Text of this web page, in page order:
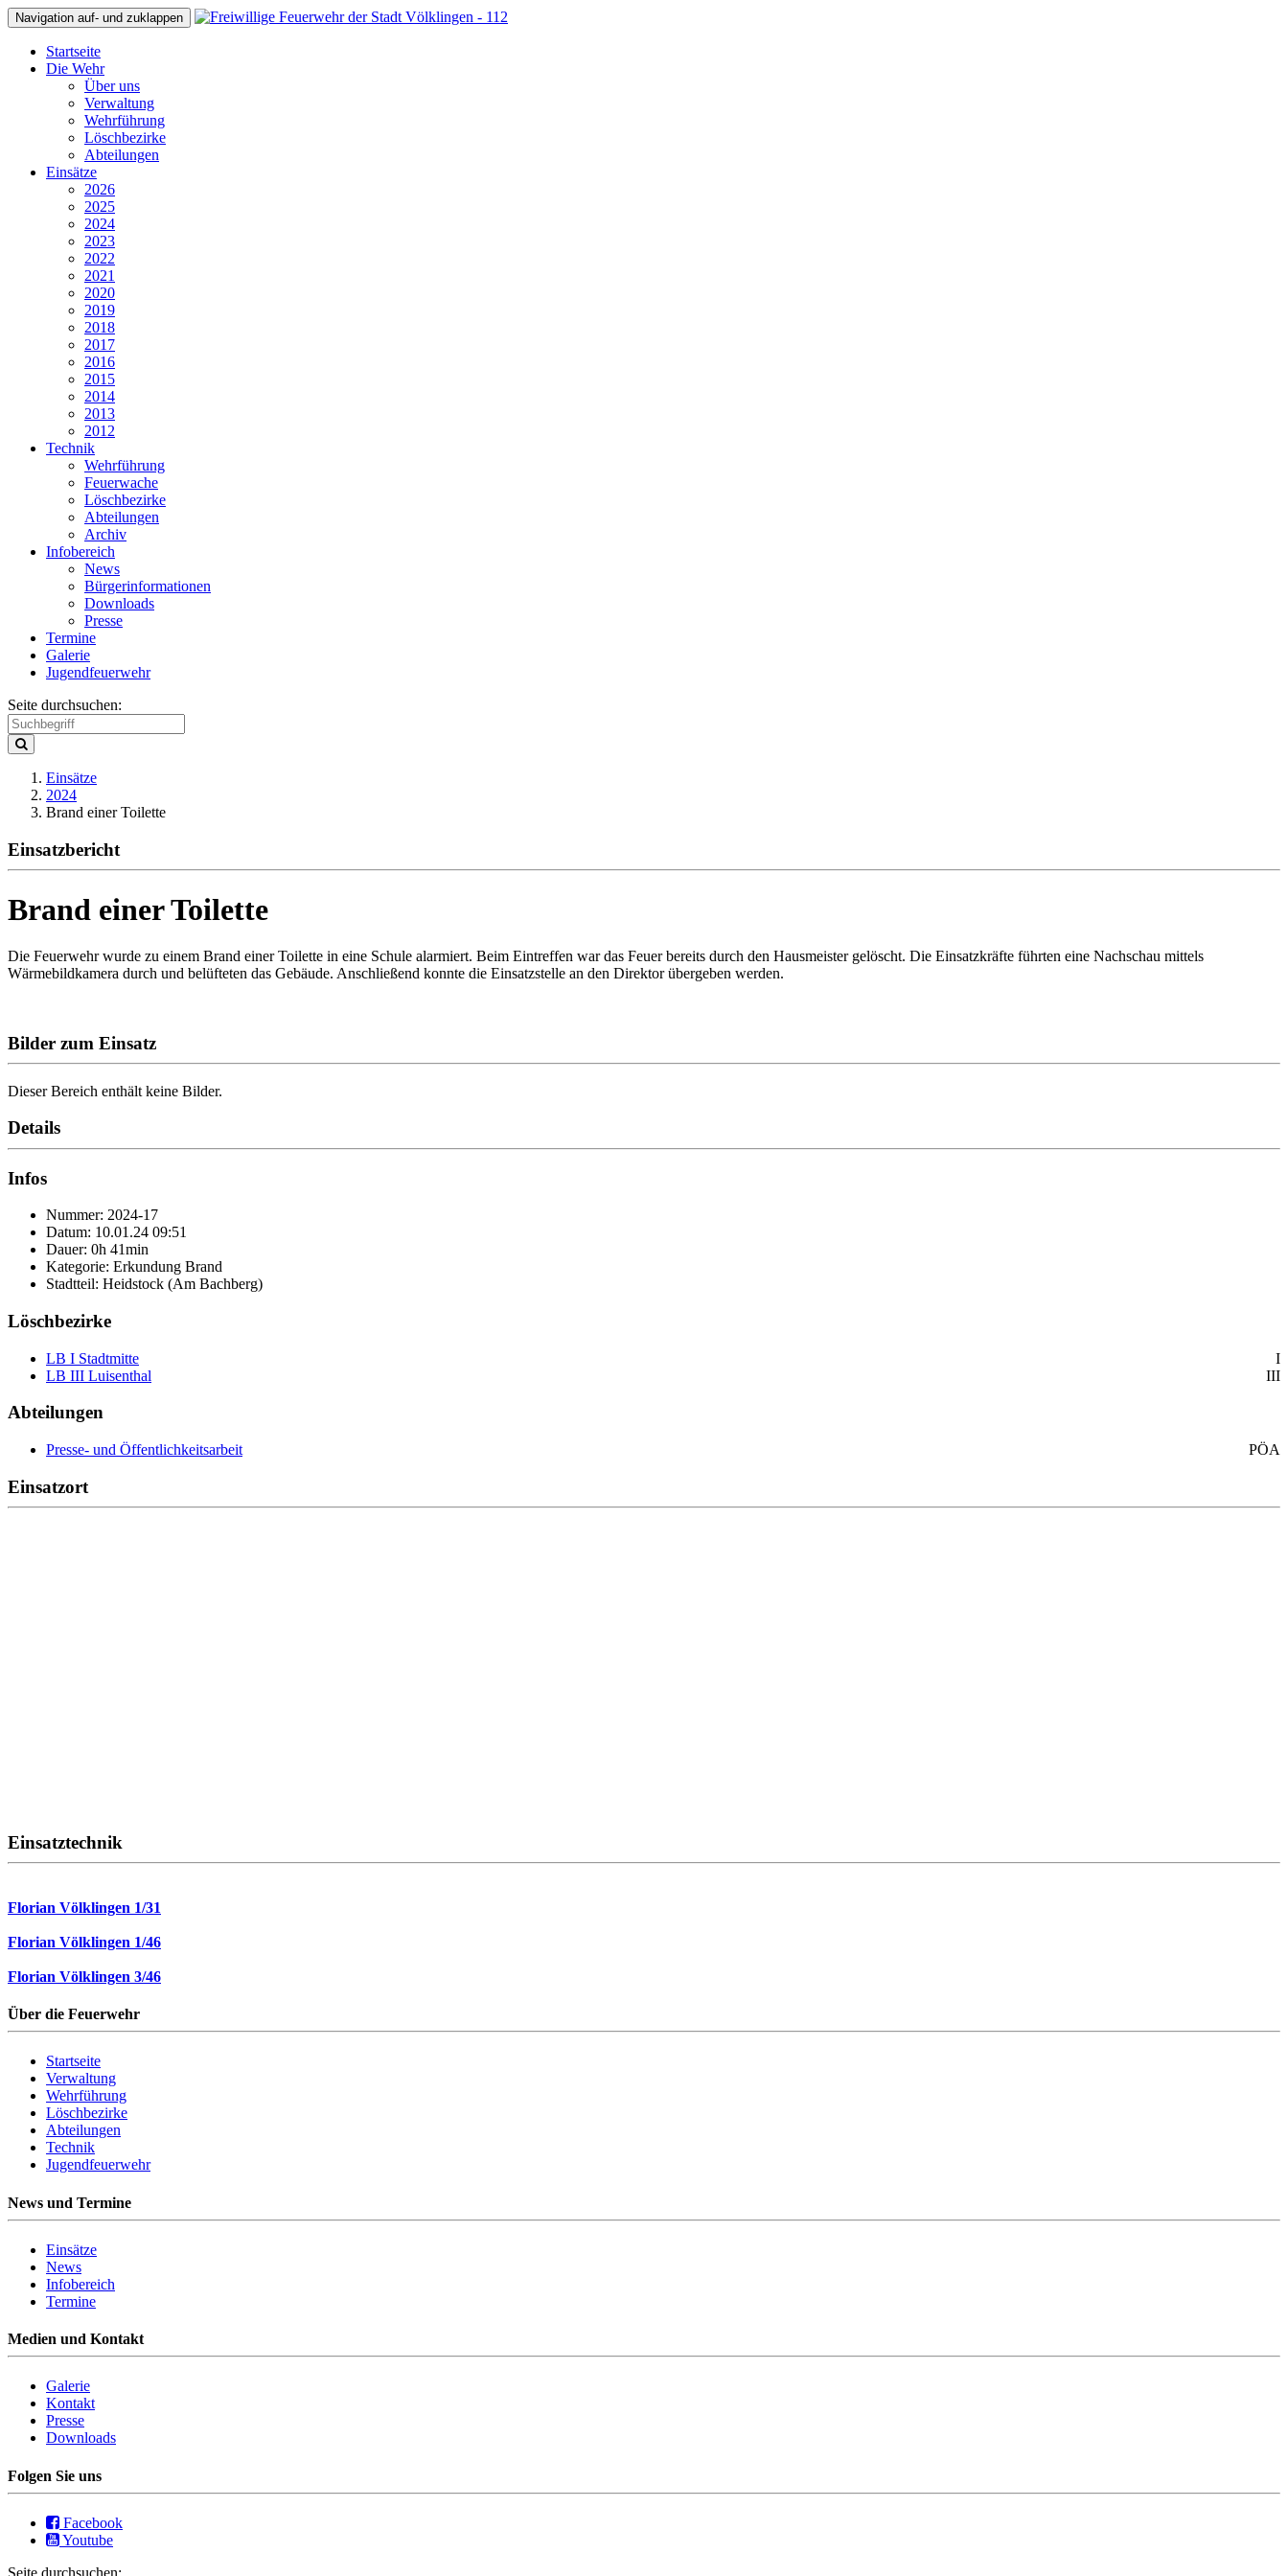
Navigation auf- und zuklappen
Startseite
Die Wehr
Über uns
Verwaltung
Wehrführung
Löschbezirke
Abteilungen
Einsätze
2026
2025
2024
2023
2022
2021
2020
2019
2018
2017
2016
2015
2014
2013
2012
Technik
Wehrführung
Feuerwache
Löschbezirke
Abteilungen
Archiv
Infobereich
News
Bürgerinformationen
Downloads
Presse
Termine
Galerie
Jugendfeuerwehr
Seite durchsuchen:
Einsätze
2024
Brand einer Toilette
Einsatzbericht
Brand einer Toilette
Die Feuerwehr wurde zu einem Brand einer Toilette in eine Schule alarmiert. Beim Eintreffen war das Feuer bereits durch den Hausmeister gelöscht. Die Einsatzkräfte führten eine Nachschau mittels
Wärmebildkamera durch und belüfteten das Gebäude. Anschließend konnte die Einsatzstelle an den Direktor übergeben werden.
Bilder zum Einsatz
Dieser Bereich enthält keine Bilder.
Details
Infos
Nummer: 2024-17
Datum: 10.01.24 09:51
Dauer: 0h 41min
Kategorie: Erkundung Brand
Stadtteil: Heidstock (Am Bachberg)
Löschbezirke
LB I Stadtmitte
I
LB III Luisenthal
III
Abteilungen
Presse- und Öffentlichkeitsarbeit PÖA
Einsatzort
Einsatztechnik
Florian Völklingen 1/31
Florian Völklingen 1/46
Florian Völklingen 3/46
Über die Feuerwehr
Startseite
Verwaltung
Wehrführung
Löschbezirke
Abteilungen
Technik
Jugendfeuerwehr
News und Termine
Einsätze
News
Infobereich
Termine
Medien und Kontakt
Galerie
Kontakt
Presse
Downloads
Folgen Sie uns
Facebook
Youtube
Seite durchsuchen: